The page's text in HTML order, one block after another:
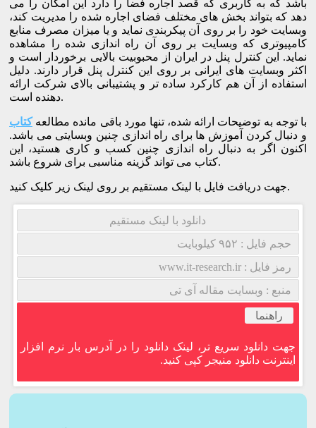
باشد که به کاربری که قصد اجاره فضا را دارد این امکان را می
دهد که بتواند بخش های مختلف فضای اجاره شده را مدیریت کند،
وبسایت خود را بر روی آن پیکربندی نماید و یا میزان مصرف منابع
کامپیوتری که وبسایت بر روی آن راه اندازی شده را مشاهده
نماید. این کنترل پنل در ایران از محبوبیت بالایی برخوردار است و
اکثر وبسایت های ایرانی بر روی این کنترل پنل قرار دارند. دلیل
استفاده از آن هم کارکرد ساده تر و پشتیبانی بالای شرکت ارائه
دهنده است.
با توجه به توضیحات ارائه شده، تنها مورد باقی مانده مطالعهکتاب
و دنبال کردن آموزش ها برای راه اندازی چنین وبسایتی می باشد.
اکنون اگر به دنبال راه اندازی چنین کسب و کاری هستید، این
کتاب می تواند گزینه مناسبی برای شروع باشد.
جهت دریافت فایل با لینک مستقیم بر روی لینک زیر کلیک کنید.
دانلود با لینک مستقیم
حجم فایل : ۹۵۲ کیلوبایت
رمز فایل : www.it-research.ir
منبع : وبسایت مقاله آی تی
راهنما
جهت دانلود سریع تر، لینک دانلود را در آدرس بار نرم افزار
اینترنت دانلود منیجر کپی کنید.